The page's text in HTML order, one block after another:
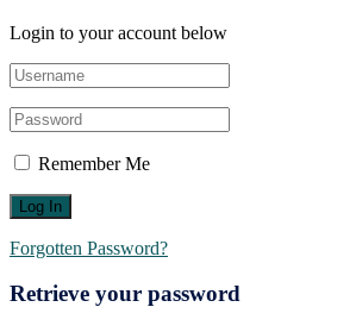
Login to your account below
Remember Me
Forgotten Password?
Retrieve your password